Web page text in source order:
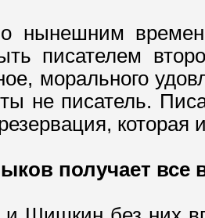
нынешним
писателем
морального
не писатель.
получает все